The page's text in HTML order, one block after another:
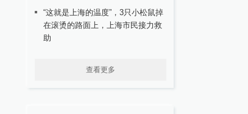
“这就是上海的温度”，3只小松鼠掉
在滚烫的路面上，上海市民接力救
助
查看更多